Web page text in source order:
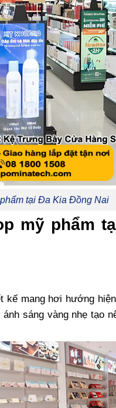
tại Đa Kia Đồng Nai
mỹ phẩm
kế mang hơi hướng
sáng vàng nhẹ tạo